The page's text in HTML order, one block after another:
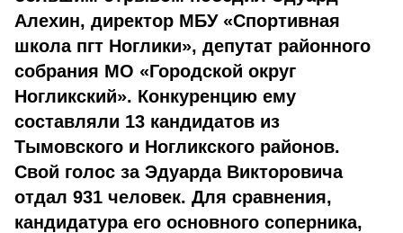
Алехин, директор МБУ «Спортивная
школа пгт Ноглики», депутат районного
собрания МО «Городской округ
Ногликский». Конкуренцию ему
составляли 13 кандидатов из
Тымовского и Ногликского районов.
Свой голос за Эдуарда Викторовича
отдал 931 человек. Для сравнения,
кандидатура его основного соперника,